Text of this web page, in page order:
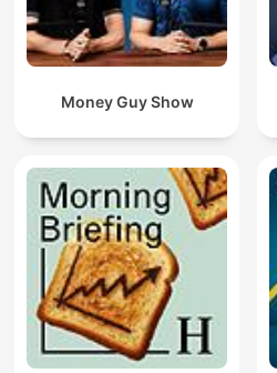
Money Guy Show